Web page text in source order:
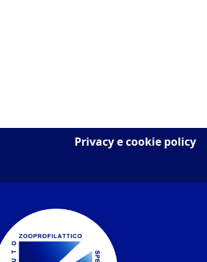
Privacy e cookie policy